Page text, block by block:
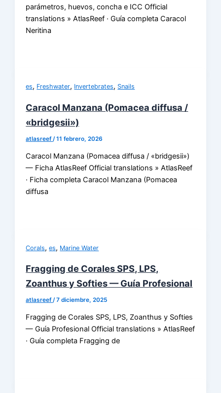
parámetros, huevos, concha e ICC Official
translations » AtlasReef · Guía completa Caracol
Neritina
es, Freshwater, Invertebrates, Snails
Caracol Manzana (Pomacea diffusa /
«bridgesii»)
atlasreef /11 febrero, 2026
Caracol Manzana (Pomacea diffusa / «bridgesii»)
— Ficha AtlasReef Official translations » AtlasReef
· Ficha completa Caracol Manzana (Pomacea
diffusa
Corals,es, Marine Water
Fragging de Corales SPS, LPS,
Zoanthus y Softies — Guía Profesional
atlasreef/7 diciembre, 2025
Fragging de Corales SPS, LPS, Zoanthus y Softies
— Guía Profesional Official translations » AtlasReef
· Guía completa Fragging de